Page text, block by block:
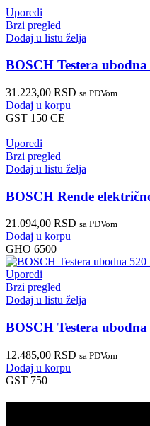
Uporedi
Brzi pregled
Dodaj u listu želja
BOSCH Testera
31.223,00 RSD sa PDVom
Dodaj u korpu
GST 150 CE
Uporedi
Brzi pregled
Dodaj u listu želja
BOSCH Rende
21.094,00 RSD sa PDVom
Dodaj u korpu
GHO 6500
Uporedi
Brzi pregled
Dodaj u listu želja
BOSCH Testera
12.485,00 RSD sa PDVom
Dodaj u korpu
GST 750